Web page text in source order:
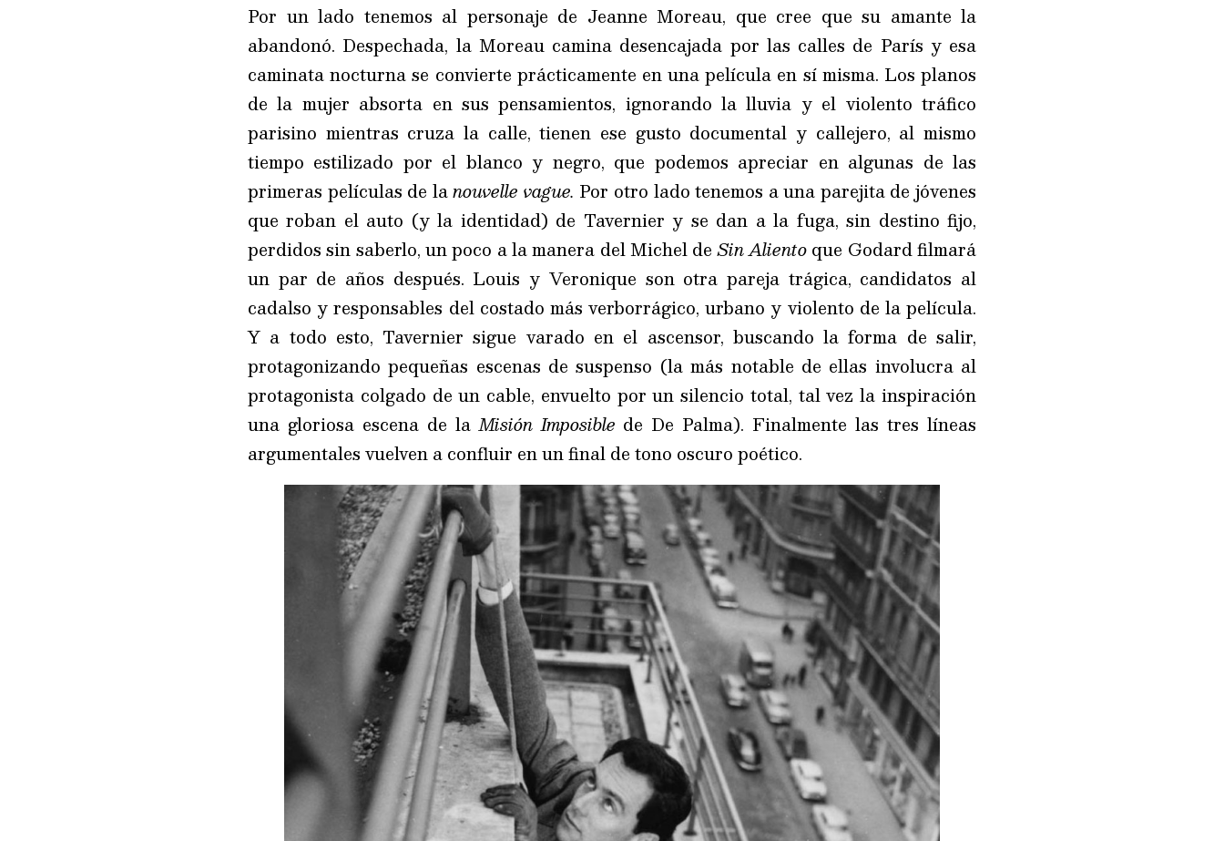
Por un lado tenemos al personaje de Jeanne Moreau, que cree que su amante la
abandonó. Despechada, la Moreau camina desencajada por las calles de París y esa
caminata nocturna se convierte prácticamente en una película en sí misma. Los planos
de la mujer absorta en sus pensamientos, ignorando la lluvia y el violento tráfico
parisino mientras cruza la calle, tienen ese gusto documental y callejero, al mismo
tiempo estilizado por el blanco y negro, que podemos apreciar en algunas de las
primeras películas de lanouvelle vague. Por otro lado tenemos a una parejita de jóvenes
que roban el auto (y la identidad) de Tavernier y se dan a la fuga, sin destino fijo,
perdidos sin saberlo, un poco a la manera del Michel deSin Alientoque Godard filmará
un par de años después. Louis y Veronique son otra pareja trágica, candidatos al
cadalso y responsables del costado más verborrágico, urbano y violento de la película.
Y a todo esto, Tavernier sigue varado en el ascensor, buscando la forma de salir,
protagonizando pequeñas escenas de suspenso (la más notable de ellas involucra al
protagonista colgado de un cable, envuelto por un silencio total, tal vez la inspiración
una gloriosa escena de laMisión Imposible de De Palma). Finalmente las tres líneas
argumentales vuelven a confluir en un final de tono oscuro poético.